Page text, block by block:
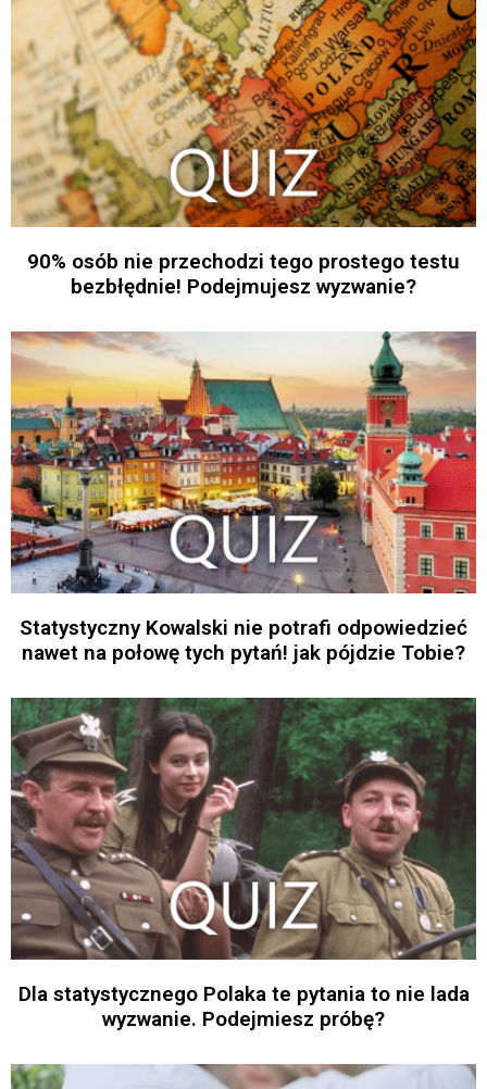
90% osób nie przechodzi tego prostego testu
bezbłędnie! Podejmujesz wyzwanie?
Statystyczny Kowalski nie potrafi odpowiedzieć
nawet na połowę tych pytań! jak pójdzie Tobie?
Dla statystycznego Polaka te pytania to nie lada
wyzwanie. Podejmiesz próbę?